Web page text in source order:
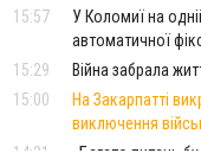
15:57
У Коломиї на
автоматичної
15:29
Війна забрала
15:00
На Закарпатті
виключення
14:31
«Багато питань